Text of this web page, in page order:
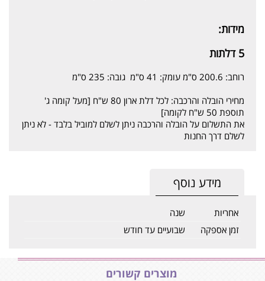
מידות:
5 דלתות
רוחב: 200.6 ס"מ עומק: 41 ס"מ גובה: 235 ס"מ
מחירי הובלה והרכבה: לכל דלת ארון 80 ש"ח [מעל קומה ג'
תוספת 50 ש"ח לקומה]
את התשלום על הובלה והרכבה ניתן לשלם למוביל בלבד - לא ניתן
לשלם דרך החנות
מידע נוסף
אחריות
שנה
זמן אספקה
שבועיים עד חודש
מוצרים קשורים